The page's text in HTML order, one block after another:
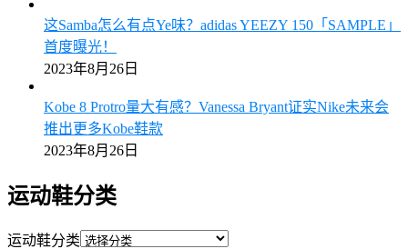
这Samba怎么有点Ye味？adidas YEEZY 150「SAMPLE」
首度曝光！
2023年8月26日
Kobe 8 Protro量大有感？Vanessa Bryant证实Nike未来会
推出更多Kobe鞋款
2023年8月26日
运动鞋分类
运动鞋分类